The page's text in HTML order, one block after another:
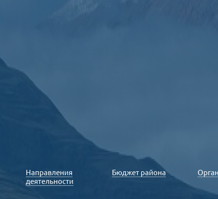
Направления
деятельности
Бюджет района